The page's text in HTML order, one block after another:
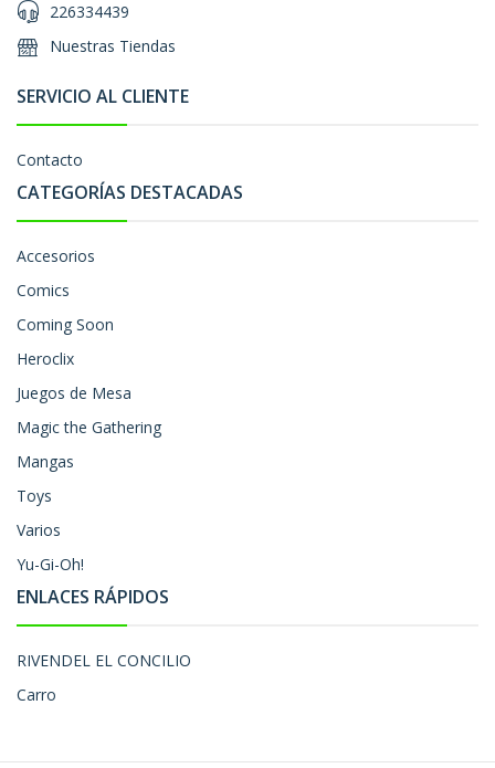
226334439
Nuestras Tiendas
SERVICIO AL CLIENTE
Contacto
CATEGORÍAS DESTACADAS
Accesorios
Comics
Coming Soon
Heroclix
Juegos de Mesa
Magic the Gathering
Mangas
Toys
Varios
Yu-Gi-Oh!
ENLACES RÁPIDOS
RIVENDEL EL CONCILIO
Carro